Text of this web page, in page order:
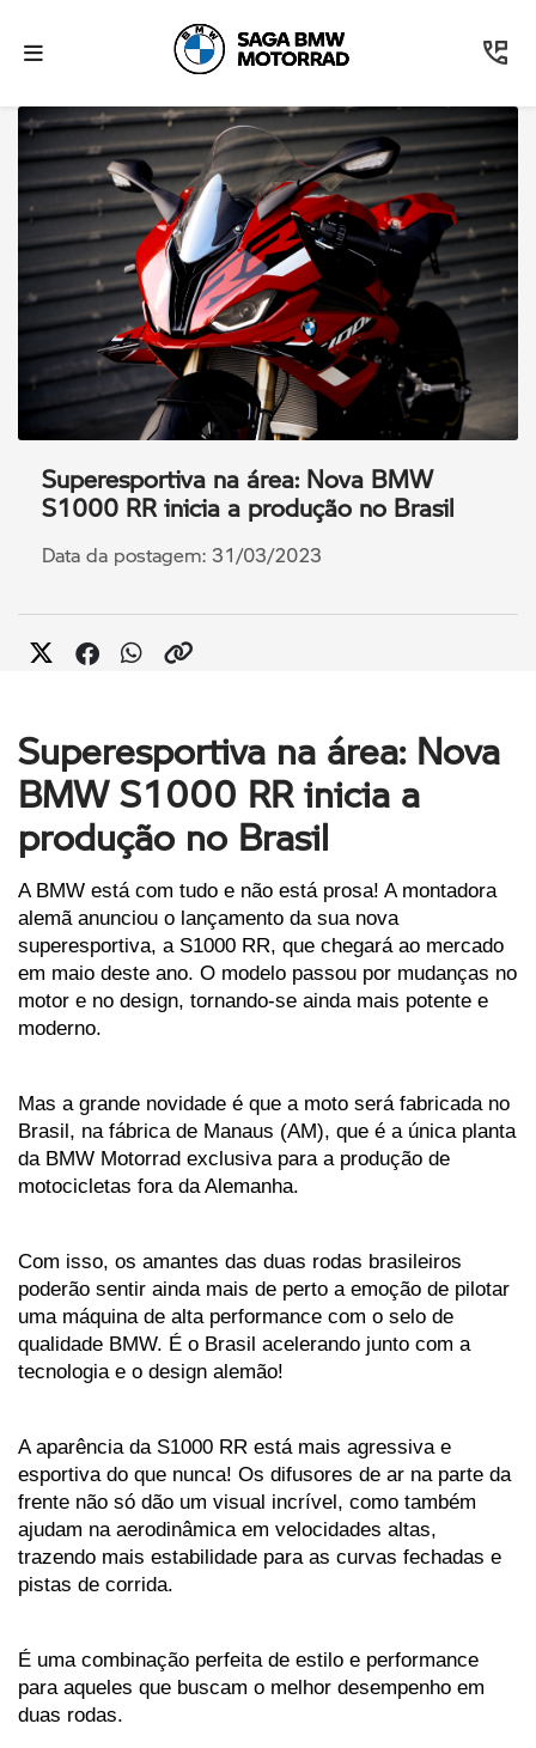
Superesportiva na área: Nova BMW
S1000 RR inicia a produção no Brasil
Data da postagem: 31/03/2023
Superesportiva na área: Nova
BMW S1000 RR inicia a
produção no Brasil
A BMW está com tudo e não está prosa! A montadora
alemã anunciou o lançamento da sua nova
superesportiva, a S1000 RR, que chegará ao mercado
em maio deste ano. O modelo passou por mudanças no
motor e no design, tornando-se ainda mais potente e
moderno.
Mas a grande novidade é que a moto será fabricada no
Brasil, na fábrica de Manaus (AM), que é a única planta
da BMW Motorrad exclusiva para a produção de
motocicletas fora da Alemanha.
Com isso, os amantes das duas rodas brasileiros
poderão sentir ainda mais de perto a emoção de pilotar
uma máquina de alta performance com o selo de
qualidade BMW. É o Brasil acelerando junto com a
tecnologia e o design alemão!
A aparência da S1000 RR está mais agressiva e
esportiva do que nunca! Os difusores de ar na parte da
frente não só dão um visual incrível, como também
ajudam na aerodinâmica em velocidades altas,
trazendo mais estabilidade para as curvas fechadas e
pistas de corrida.
É uma combinação perfeita de estilo e performance
para aqueles que buscam o melhor desempenho em
duas rodas.